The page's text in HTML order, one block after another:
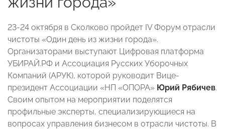
23-24 октября в Сколково пройдет IV Форум отрасли
чистоты «Один день из жизни города».
Организаторами выступают Цифровая платформа
УБИРАЙ.РФ и Ассоциация Русских Уборочных
Компаний (АРУК), которой руководит Вице-
президент Ассоциации «НП «ОПОРА» Юрий Рябичев.
Своим опытом на мероприятии поделятся
профильные эксперты, специализирующиеся на
вопросах управления бизнесом в отрасли чистоты. В